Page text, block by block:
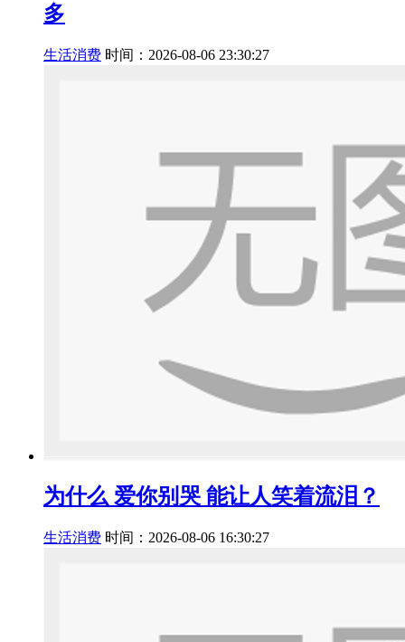
多
生活消费 时间：2026-08-06 23:30:27
为什么 爱你别哭 能让人笑着流泪？
生活消费 时间：2026-08-06 16:30:27